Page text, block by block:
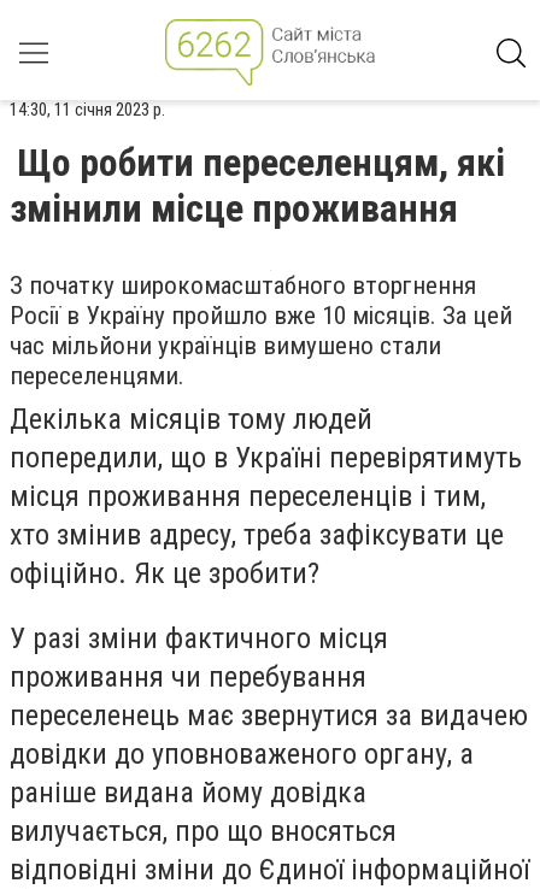
14:30, 11 січня 2023 р.
Що робити переселенцям, які
змінили місце проживання
З початку широкомасштабного вторгнення
Росії в Україну пройшло вже 10 місяців. За цей
час мільйони українців вимушено стали
переселенцями.
Декілька місяців тому людей
попередили, що в Україні перевірятимуть
місця проживання переселенців і тим,
хто змінив адресу, треба зафіксувати це
офіційно. Як це зробити?
У разі зміни фактичного місця
проживання чи перебування
переселенець має звернутися за видачею
довідки до уповноваженого органу, а
раніше видана йому довідка
вилучається, про що вносяться
відповідні зміни до Єдиної інформаційної